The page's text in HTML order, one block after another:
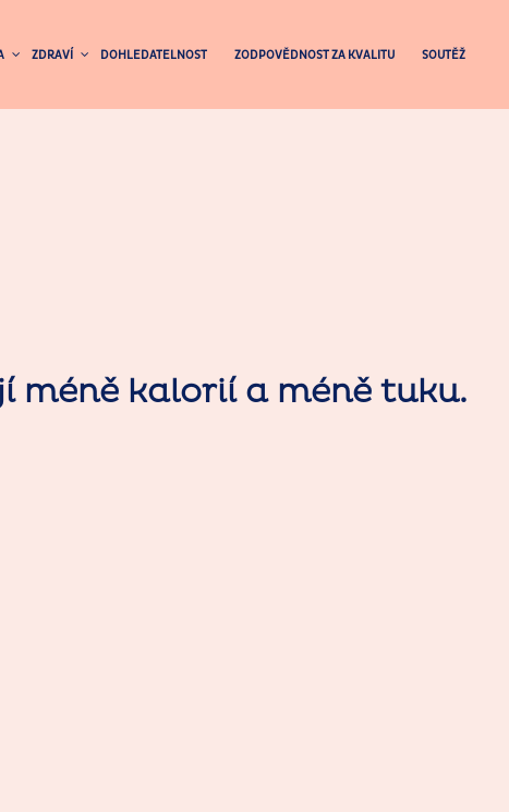
ZDRAVÍ DOHLEDATELNOST ZODPOVĚDNOST ZA KVALITU SOUTĚŽ
méně kalorií a méně tuku.